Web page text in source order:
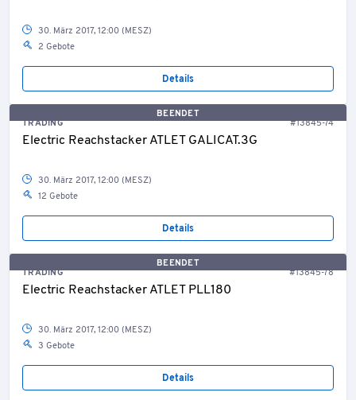
30. März 2017, 12:00 (MESZ)
2 Gebote
Details
BEENDET
TRADING
#13845-74
Electric Reachstacker ATLET GALICAT.3G
30. März 2017, 12:00 (MESZ)
12 Gebote
Details
BEENDET
TRADING
#13845-78
Electric Reachstacker ATLET PLL180
30. März 2017, 12:00 (MESZ)
3 Gebote
Details